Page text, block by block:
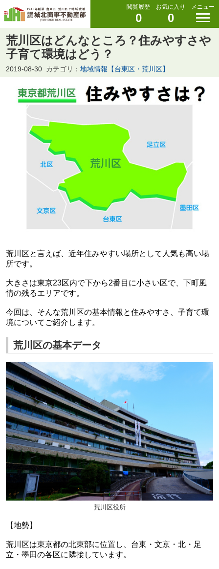
閲覧履歴
0
お気に入り
0
メニュー
荒川区はどんなところ？住みやすさや
子育て環境はどう？
2019-08-30 カテゴリ： 地域情報【台東区・荒川区】
荒川区と言えば、近年住みやすい場所として人気も高い場
所です。
大きさは東京23区内で下から2番目に小さい区で、下町風
情の残るエリアです。
今回は、そんな荒川区の基本情報と住みやすさ、子育て環
境についてご紹介します。
荒川区の基本データ
荒川区役所
【地勢】
荒川区は東京都の北東部に位置し、台東・文京・北・足
立・墨田の各区に隣接しています。